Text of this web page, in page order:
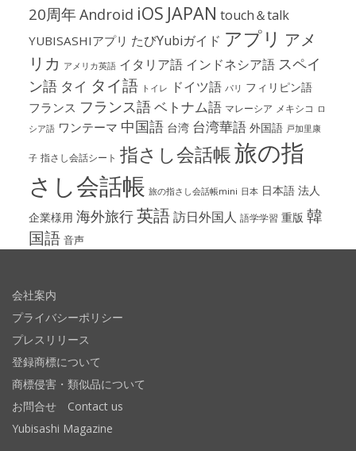
20周年Android iOS JAPAN touch＆talk
YUBISASHIアプリ たびYubiガイド アプリ アメ
リカ アメリカ英語 イタリア語 インドネシア語 スペイ
ン語 タイ タイ語 トイレ ドイツ語 パリ フィリピン語
フランス フランス語ベトナム語 マレーシア メキシコ ロ
シア語 ワンテーマ 中国語 台湾 台湾華語 外国語 戸加里康
子 指さし会話シート 指さし会話帳旅の指
さし会話帳 旅の指さし会話帳mini 日本 日本語 法人
企業様用 海外旅行英語訪日外国人 語学学習 重版 韓
国語 音声
会社案内
プライバシーポリシー
プレスリリース
登録商標について
商標侵害・類似品について
お問合せ Contact us
Yubisashi Magazine